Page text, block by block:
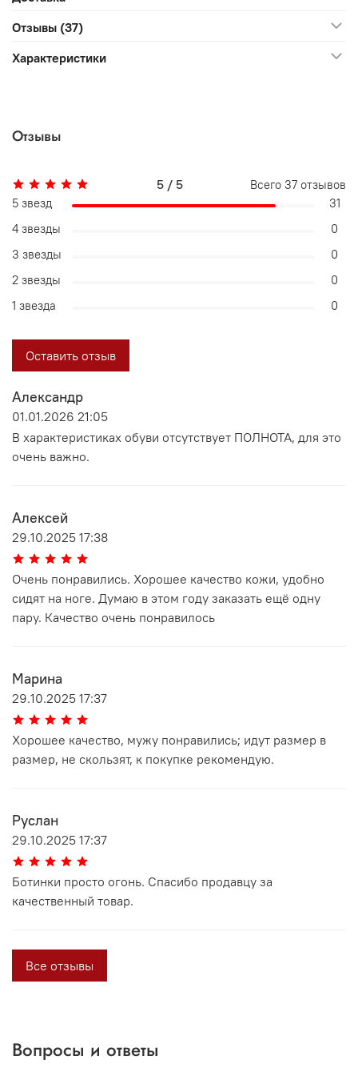
Отзывы (37)
Характеристики
Отзывы
Александр
01.01.2026 21:05
В характеристиках обуви отсутствует ПОЛНОТА, для это
очень важно.
Алексей
29.10.2025 17:38
Очень понравились. Хорошее качество кожи, удобно
сидят на ноге. Думаю в этом году заказать ещё одну
пару. Качество очень понравилось
Марина
29.10.2025 17:37
Хорошее качество, мужу понравились; идут размер в
размер, не скользят, к покупке рекомендую.
Руслан
29.10.2025 17:37
Ботинки просто огонь. Спасибо продавцу за
качественный товар.
Все отзывы
5 / 5 Всего 37 отзывов
5 звезд
31
4 звезды
0
3 звезды
0
2 звезды
0
1 звезда
0
Оставить отзыв
Вопросы и ответы